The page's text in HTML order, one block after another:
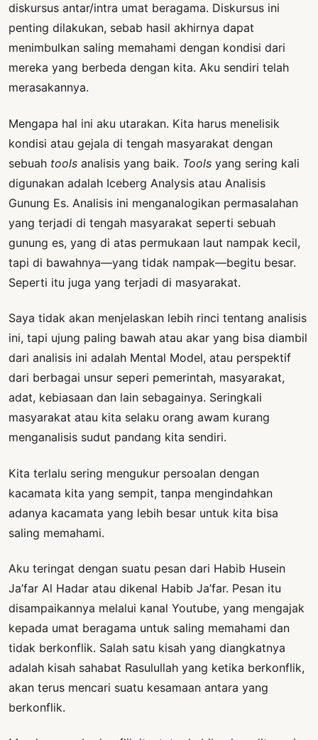
diskursus antar/intra umat beragama. Diskursus ini
penting dilakukan, sebab hasil akhirnya dapat
menimbulkan saling memahami dengan kondisi dari
mereka yang berbeda dengan kita. Aku sendiri telah
merasakannya.
Mengapa hal ini aku utarakan. Kita harus menelisik
kondisi atau gejala di tengah masyarakat dengan
sebuah tools analisis yang baik. Tools yang sering kali
digunakan adalah Iceberg Analysis atau Analisis
Gunung Es. Analisis ini menganalogikan permasalahan
yang terjadi di tengah masyarakat seperti sebuah
gunung es, yang di atas permukaan laut nampak kecil,
tapi di bawahnya—yang tidak nampak—begitu besar.
Seperti itu juga yang terjadi di masyarakat.
Saya tidak akan menjelaskan lebih rinci tentang analisis
ini, tapi ujung paling bawah atau akar yang bisa diambil
dari analisis ini adalah Mental Model, atau perspektif
dari berbagai unsur seperi pemerintah, masyarakat,
adat, kebiasaan dan lain sebagainya. Seringkali
masyarakat atau kita selaku orang awam kurang
menganalisis sudut pandang kita sendiri.
Kita terlalu sering mengukur persoalan dengan
kacamata kita yang sempit, tanpa mengindahkan
adanya kacamata yang lebih besar untuk kita bisa
saling memahami.
Aku teringat dengan suatu pesan dari Habib Husein
Ja’far Al Hadar atau dikenal Habib Ja’far. Pesan itu
disampaikannya melalui kanal Youtube, yang mengajak
kepada umat beragama untuk saling memahami dan
tidak berkonflik. Salah satu kisah yang diangkatnya
adalah kisah sahabat Rasulullah yang ketika berkonflik,
akan terus mencari suatu kesamaan antara yang
berkonflik.